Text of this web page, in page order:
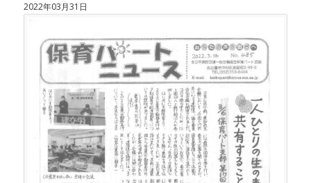
2022年03月31日